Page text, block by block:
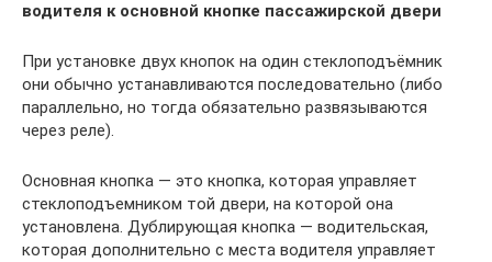
водителя к основной кнопке пассажирской двери
При установке двух кнопок на один стеклоподъёмник
они обычно устанавливаются последовательно (либо
параллельно, но тогда обязательно развязываются
через реле).
Основная кнопка — это кнопка, которая управляет
стеклоподъемником той двери, на которой она
установлена. Дублирующая кнопка — водительская,
которая дополнительно с места водителя управляет